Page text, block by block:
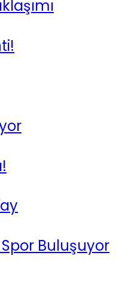
Buluşuyor